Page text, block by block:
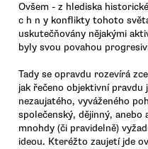
Ovšem - z hlediska
c h n y konflikty tohoto
uskutečňovány nějakými
byly svou povahou
Tady se opravdu rozevírá
jak řečeno objektivní pravdu
nezaujatého, vyváženého
společenský, dějinný,
mnohdy (či pravidelně)
ideou. Kteréžto zaujetí jde